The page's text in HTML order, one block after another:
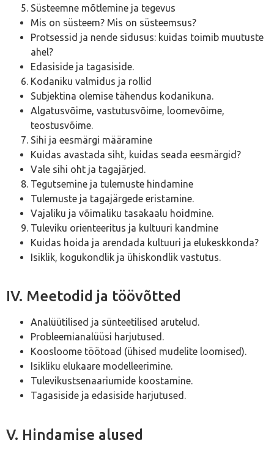
Süsteemne mõtlemine ja tegevus
Mis on süsteem? Mis on süsteemsus?
Protsessid ja nende sidusus: kuidas toimib muutuste
ahel?
Edasiside ja tagasiside.
Kodaniku valmidus ja rollid
Subjektina olemise tähendus kodanikuna.
Algatusvõime, vastutusvõime, loomevõime,
teostusvõime.
Sihi ja eesmärgi määramine
Kuidas avastada siht, kuidas seada eesmärgid?
Vale sihi oht ja tagajärjed.
Tegutsemine ja tulemuste hindamine
Tulemuste ja tagajärgede eristamine.
Vajaliku ja võimaliku tasakaalu hoidmine.
Tuleviku orienteeritus ja kultuuri kandmine
Kuidas hoida ja arendada kultuuri ja elukeskkonda?
Isiklik, kogukondlik ja ühiskondlik vastutus.
IV. Meetodid ja töövõtted
Analüütilised ja sünteetilised arutelud.
Probleemianalüüsi harjutused.
Koosloome töötoad (ühised mudelite loomised).
Isikliku elukaare modelleerimine.
Tulevikustsenaariumide koostamine.
Tagasiside ja edasiside harjutused.
V. Hindamise alused